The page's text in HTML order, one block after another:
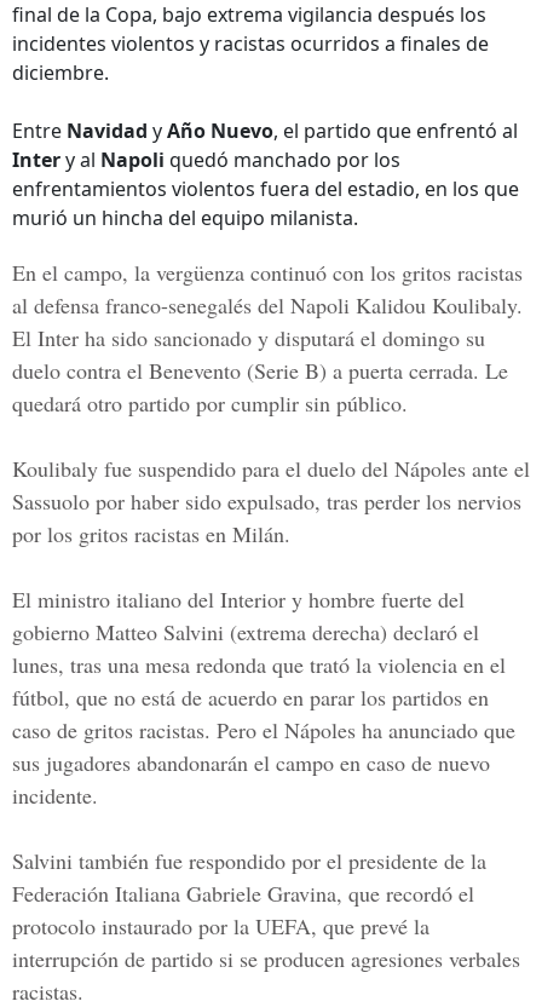
final de la Copa, bajo extrema vigilancia después los
incidentes violentos y racistas ocurridos a finales de
diciembre.
Entre Navidad yAño Nuevo, el partido que enfrentó al
Intery al Napoli quedó manchado por los
enfrentamientos violentos fuera del estadio, en los que
murió un hincha del equipo milanista.
En el campo, la vergüenza continuó con los gritos racistas
al defensa franco-senegalés del Napoli Kalidou Koulibaly.
El Inter ha sido sancionado y disputará el domingo su
duelo contra el Benevento (Serie B) a puerta cerrada. Le
quedará otro partido por cumplir sin público.
Koulibaly fue suspendido para el duelo del Nápoles ante el
Sassuolo por haber sido expulsado, tras perder los nervios
por los gritos racistas en Milán.
El ministro italiano del Interior y hombre fuerte del
gobierno Matteo Salvini (extrema derecha) declaró el
lunes, tras una mesa redonda que trató la violencia en el
fútbol, que no está de acuerdo en parar los partidos en
caso de gritos racistas. Pero el Nápoles ha anunciado que
sus jugadores abandonarán el campo en caso de nuevo
incidente.
Salvini también fue respondido por el presidente de la
Federación Italiana Gabriele Gravina, que recordó el
protocolo instaurado por la UEFA, que prevé la
interrupción de partido si se producen agresiones verbales
racistas.